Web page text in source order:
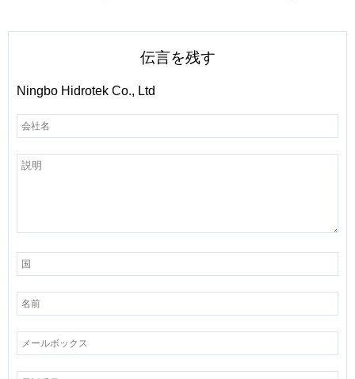
伝言を残す
Ningbo Hidrotek Co., Ltd